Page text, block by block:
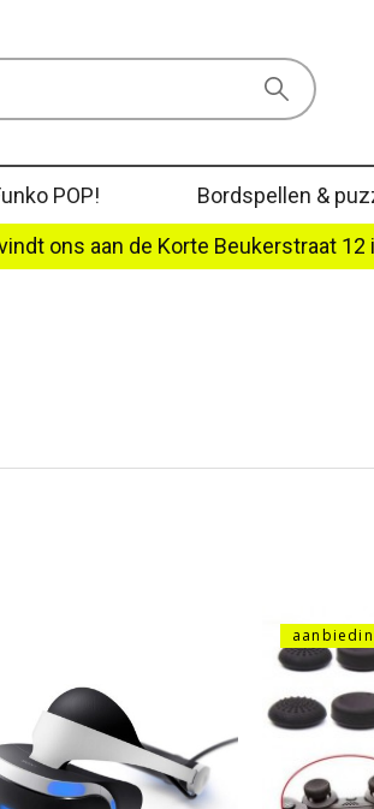
POP! Bordspellen &
ons aan de Korte Beukerstraat 12